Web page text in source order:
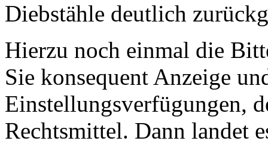
Diebstähle deutlich
Hierzu noch einmal die
Sie konsequent Anzeige
Einstellungsverfügungen,
Rechtsmittel. Dann landet